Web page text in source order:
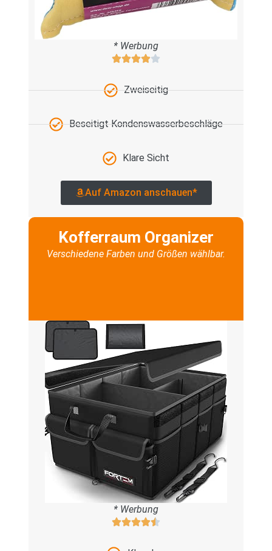
* Werbung
Zweiseitig
Beseitigt Kondenswasserbeschläge
Klare Sicht
Auf Amazon anschauen*
Kofferraum Organizer
Verschiedene Farben und Größen wählbar.
* Werbung